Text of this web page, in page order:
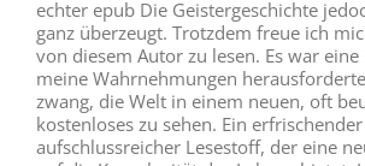
echter epub Die Geistergeschichte
ganz überzeugt. Trotzdem freue ich
von diesem Autor zu lesen. Es war eine
meine Wahrnehmungen
zwang, die Welt in einem neuen, oft
kostenloses zu sehen. Ein
aufschlussreicher Lesestoff, der eine